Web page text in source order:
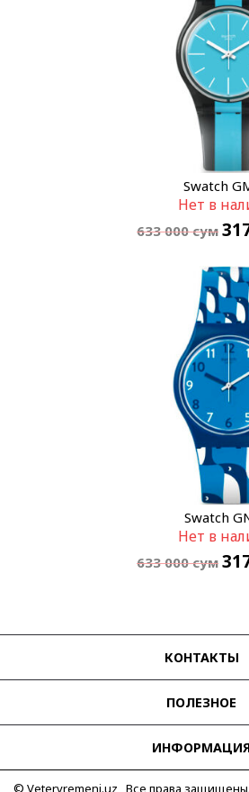
Swatch
Нет в
633 000сум
Swatch
Нет в
633 000сум
КОНТАКТЫ
ПОЛЕЗНОЕ
© Vetervremeni.uz Все права защищены.